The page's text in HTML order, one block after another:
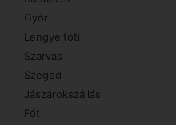
Győr
Lengyeltóti
Szarvas
Szeged
Jászárokszállás
Fót